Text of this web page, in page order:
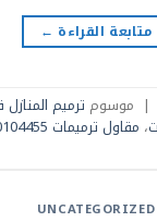
متابعة القراءة ←
| موسوم ترميم
، مقاول ترميمات 50104455
UNCATEGORIZED